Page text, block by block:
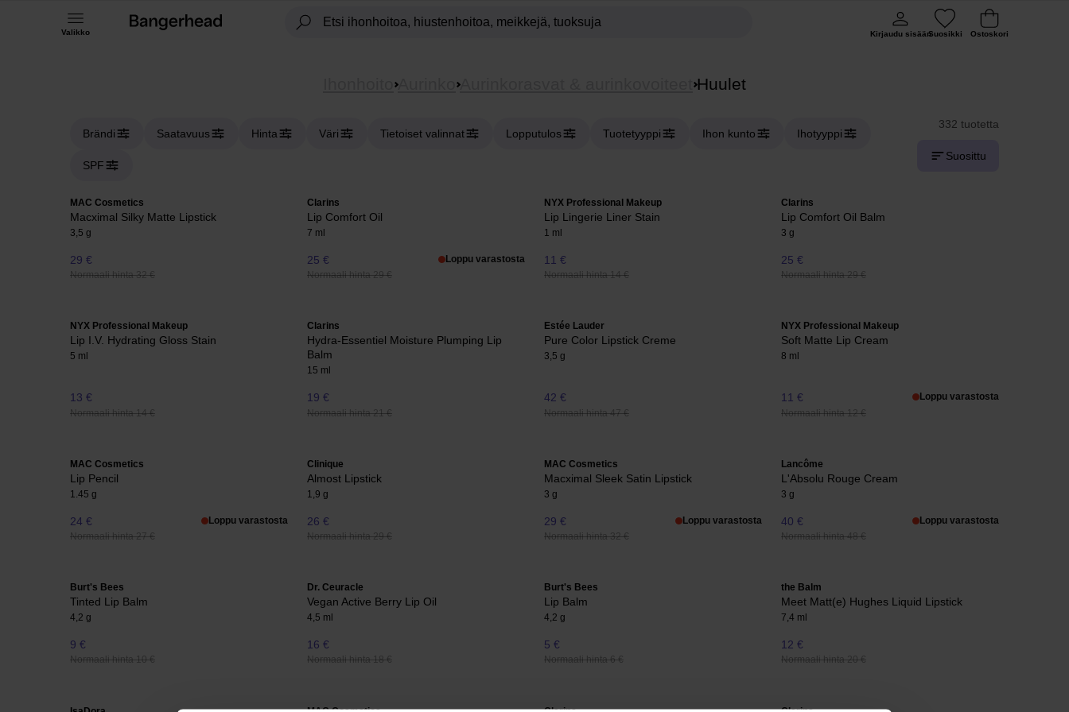
Valikko Kirjaudu sisäänSuosikki Ostoskori
Aurinko Aurinkorasvat & aurinkovoiteet Huulet
Brändi Saatavuus Hinta Väri Tietoiset valinnat Lopputulos Tuotetyyppi Ihon kunto Ihotyyppi
SPF
332 tuotetta
Suosittu
MAC Cosmetics
Macximal Silky Matte Lipstick
3,5 g
29 €
Normaali hinta 32 €
Clarins
Lip Comfort Oil
7 ml
25 €
Normaali hinta 29 €
Loppu varastosta
NYX Professional Makeup
Lip Lingerie Liner Stain
1 ml
11 €
Normaali hinta 14 €
Clarins
Lip Comfort Oil Balm
3 g
25 €
Normaali hinta 29 €
NYX Professional Makeup
Lip I.V. Hydrating Gloss Stain
5 ml
13 €
Normaali hinta 14 €
Clarins
Hydra-Essentiel Moisture Plumping Lip
Balm
15 ml
19 €
Normaali hinta 21 €
Estée Lauder
Pure Color Lipstick Creme
3,5 g
42 €
Normaali hinta 47 €
NYX Professional Makeup
Soft Matte Lip Cream
8 ml
11 €
Normaali hinta 12 €
Loppu varastosta
MAC Cosmetics
Lip Pencil
1.45 g
24 €
Normaali hinta 27 €
Loppu varastosta
Clinique
Almost Lipstick
1,9 g
26 €
Normaali hinta 29 €
MAC Cosmetics
Macximal Sleek Satin Lipstick
3 g
29 €
Normaali hinta 32 €
Loppu varastosta
Lancôme
L'Absolu Rouge Cream
3 g
40 €
Normaali hinta 48 €
Loppu varastosta
Burt's Bees
Tinted Lip Balm
4,2 g
9 €
Normaali hinta 10 €
Dr. Ceuracle
Vegan Active Berry Lip Oil
4,5 ml
16 €
Normaali hinta 18 €
Burt's Bees
Lip Balm
4,2 g
5 €
Normaali hinta 6 €
the Balm
Meet Matt(e) Hughes Liquid Lipstick
7,4 ml
12 €
Normaali hinta 20 €